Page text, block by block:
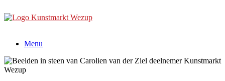
naar
Menu